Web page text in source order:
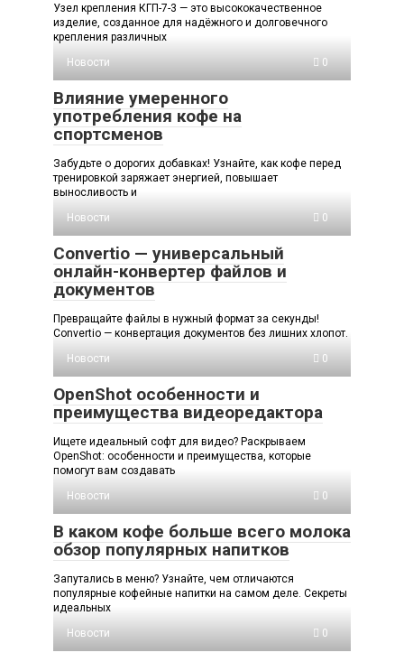
Узел крепления КГП-7-3 — это высококачественное
изделие, созданное для надёжного и долговечного
крепления различных
Новости
0
Влияние умеренного
употребления кофе на
спортсменов
Забудьте о дорогих добавках! Узнайте, как кофе перед
тренировкой заряжает энергией, повышает
выносливость и
Новости
0
Convertio — универсальный
онлайн-конвертер файлов и
документов
Превращайте файлы в нужный формат за секунды!
Convertio — конвертация документов без лишних хлопот.
Новости
0
OpenShot особенности и
преимущества видеоредактора
Ищете идеальный софт для видео? Раскрываем
OpenShot: особенности и преимущества, которые
помогут вам создавать
Новости
0
В каком кофе больше всего молока
обзор популярных напитков
Запутались в меню? Узнайте, чем отличаются
популярные кофейные напитки на самом деле. Секреты
идеальных
Новости
0